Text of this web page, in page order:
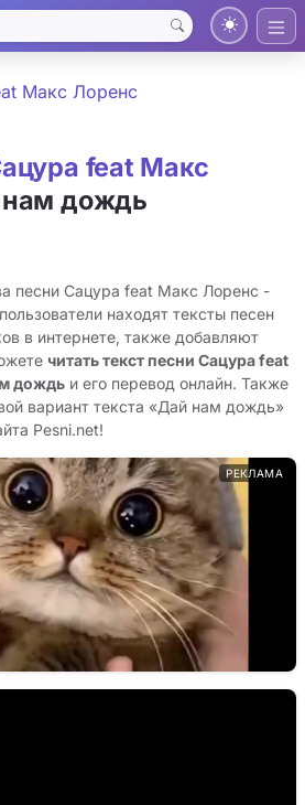
Макс Лоренс
feat Макс
дождь
песни Сацура feat Макс Лоренс -
находят тексты песен
в интернете, также добавляют
читать текст песни Сацура feat
дождь и его перевод онлайн. Также
вариант текста «Дай нам дождь»
Pesni.net!
РЕКЛАМА